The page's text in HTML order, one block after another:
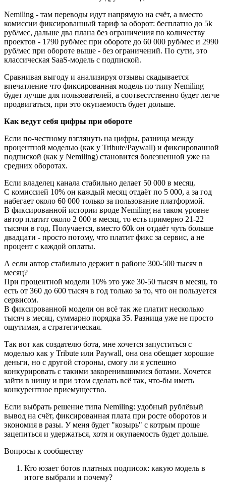
Nemiling - там переводы идут напрямую на счёт, а вместо
комиссии фиксированный тариф за оборот: бесплатно до 5k
руб/мес, дальше два плана без ограничения по количеству
проектов - 1790 руб/мес при обороте до 60 000 руб/мес и 2990
руб/мес при обороте выше - без ограничений. По сути, это
классическая SaaS-модель с подпиской.
Сравнивая выгоду и анализируя отзывы скадывается
впечатление что фиксированная модель по типу Nemiling
будет лучше для пользователей, а соотвестственно будет легче
продвигаться, при это окупаемость будет дольше.
Как ведут себя цифры при обороте
Если по‑честному взглянуть на цифры, разница между
процентной моделью (как у Tribute/Paywall) и фиксированной
подпиской (как у Nemiling) становится болезненной уже на
средних оборотах.
Если владелец канала стабильно делает 50 000 в месяц.
С комиссией 10% он каждый месяц отдаёт по 5 000, а за год
набегает около 60 000 только за пользование платформой.
В фиксированной истории вроде Nemiling на таком уровне
автор платит около 2 000 в месяц, то есть примерно 21-22
тысячи в год. Получается, вместо 60k он отдаёт чуть больше
двадцати - просто потому, что платит фикс за сервис, а не
процент с каждой оплаты.
А если автор стабильно держит в районе 300-500 тысяч в
месяц?
При процентной модели 10% это уже 30-50 тысяч в месяц, то
есть от 360 до 600 тысяч в год только за то, что он пользуется
сервисом.
В фиксированной модели он всё так же платит несколько
тысяч в месяц, суммарно порядка 35. Разница уже не просто
ощутимая, а стратегическая.
Так вот как создателю бота, мне хочется запуститься с
моделью как у Tribute или Paywall, она она обещает хорошие
деньги, но с другой стороны, смогу ли я успешно
конкурировать с такими закоренившимися ботами. Хочется
зайти в нишу и при этом сделать всё так, что-бы иметь
конкурентное приемущество.
Если выбрать решение типа Nemiling: удобный рублёвый
вывод на счёт, фиксированная плата при росте оборотов и
экономия в разы. У меня будет "козырь" с котрым проще
зацепиться и удержаться, хотя и окупаемость будет дольше.
Вопросы к сообществу
Кто юзает ботов платных подписок: какую модель в
итоге выбрали и почему?